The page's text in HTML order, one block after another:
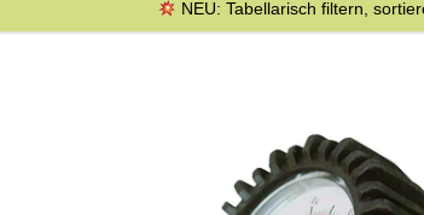
NEU: Tabellarisch filtern,